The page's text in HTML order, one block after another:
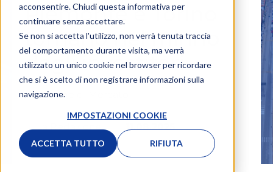
acconsentire. Chiudi questa informativa per
continuare senza accettare.
Se non si accetta l'utilizzo, non verrà tenuta traccia
del comportamento durante visita, ma verrà
utilizzato un unico cookie nel browser per ricordare
che si è scelto di non registrare informazioni sulla
navigazione.
IMPOSTAZIONI COOKIE
ACCETTA TUTTO RIFIUTA
Piemonte e Torino
tornano nel mirino
degli investitori
#Ricerche di Mercato
La Redazione 11.08.2025